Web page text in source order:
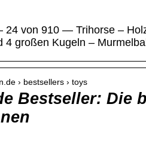
24 von 910 — Trihorse –
4 großen Kugeln –
› bestsellers › toys
Bestseller: Die